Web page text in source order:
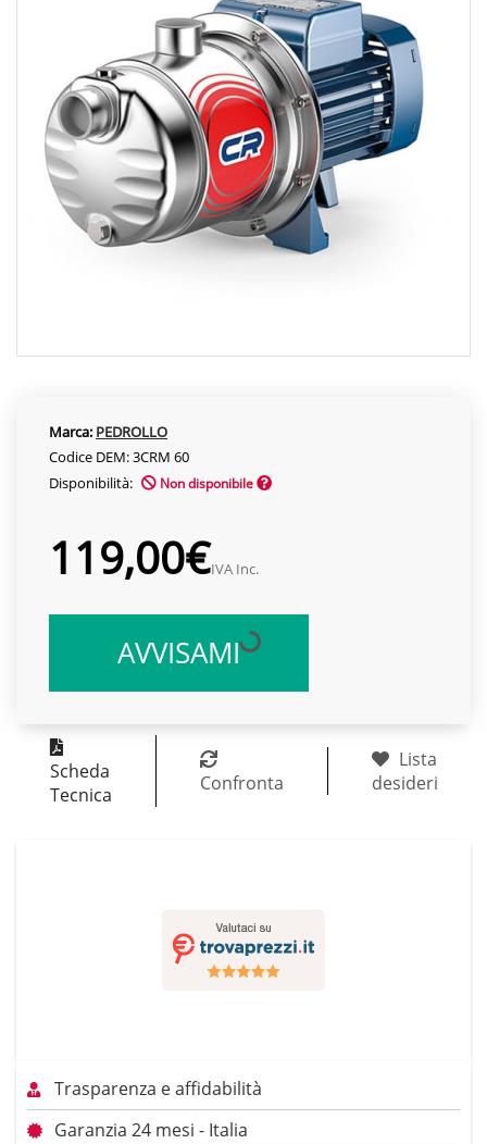
Marca: PEDROLLO
Codice DEM: 3CRM 60
Disponibilità:
Non disponibile
119,00€IVA Inc.
AVVISAMI
Scheda
Tecnica
Confronta
Lista
desideri
Trasparenza e affidabilità
Garanzia 24 mesi - Italia